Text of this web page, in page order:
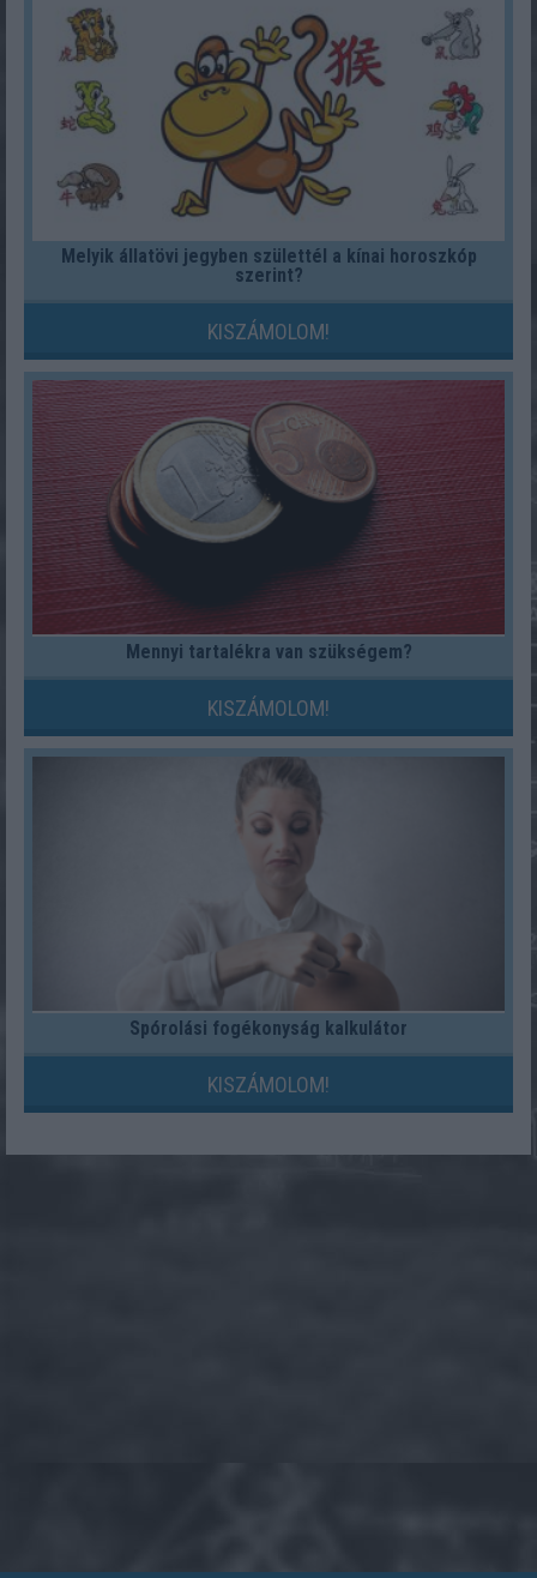
Melyik állatövi jegyben születtél a kínai horoszkóp
szerint?
KISZÁMOLOM!
Mennyi tartalékra van szükségem?
KISZÁMOLOM!
Spórolási fogékonyság kalkulátor
KISZÁMOLOM!